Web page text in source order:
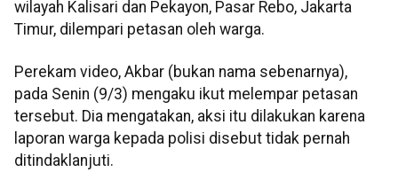
wilayah Kalisari dan Pekayon, Pasar Rebo, Jakarta
Timur, dilempari petasan oleh warga.
Perekam video, Akbar (bukan nama sebenarnya),
pada Senin (9/3) mengaku ikut melempar petasan
tersebut. Dia mengatakan, aksi itu dilakukan karena
laporan warga kepada polisi disebut tidak pernah
ditindaklanjuti.